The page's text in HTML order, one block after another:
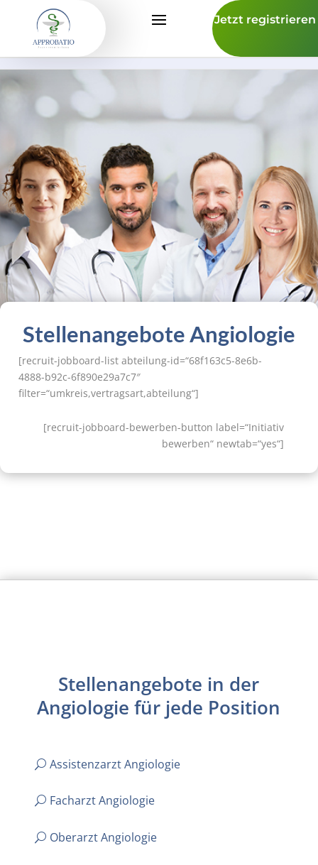
Jetzt registrieren
Stellenangebote Angiologie
[recruit-jobboard-list abteilung-id=“68f163c5-8e6b-
4888-b92c-6f890e29a7c7″
filter=“umkreis,vertragsart,abteilung“]
[recruit-jobboard-bewerben-button label=“Initiativ
bewerben“ newtab=“yes“]
Stellenangebote in der
Angiologie für jede Position
Assistenzarzt Angiologie
Facharzt Angiologie
Oberarzt Angiologie